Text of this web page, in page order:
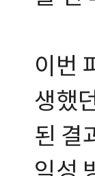
이번
생했
된 결